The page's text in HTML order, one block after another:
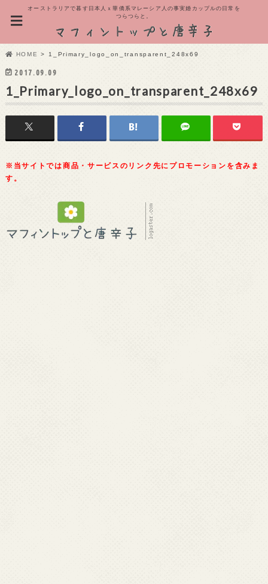
オーストラリアで暮す日本人ｘ華僑系マレーシア人の事実婚カップルの日常を
つらつらと。
HOME 1_Primary_logo_on_transparent_248x69
2017.09.09
1_Primary_logo_on_transparent_248x69
※当サイトでは商品・サービスのリンク先にプロモーションを含みま
す。